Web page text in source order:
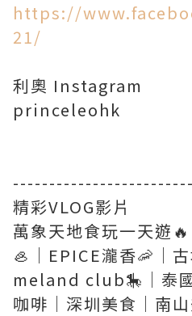
https://
21/
利奧 Instagram
princeleohk
精彩VLOG影片
萬象天地食玩一天遊
🦪｜EPICE瀧香🦐｜
meland club🎠｜泰
咖啡｜深圳美食｜南